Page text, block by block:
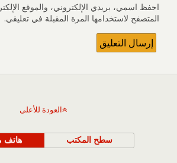
احفظ اسمي، بريدي الإلكتروني، والموقع
المتصفح لاستخدامها المرة المقبلة في تعليقي.
العودة للأعلى
هاتف سطح المكتب